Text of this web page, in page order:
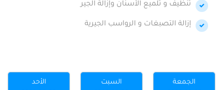
تنظيف و تلميع الأسنان وإزالة الجير
إزالة التصبغات و الرواسب الجيرية
الجمعة
السبت
الأحد